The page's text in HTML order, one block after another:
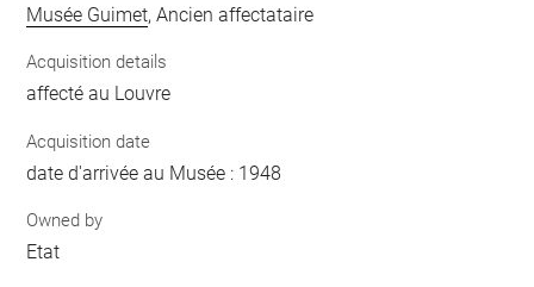
Musée Guimet, Ancien affectataire
Acquisition details
affecté au Louvre
Acquisition date
date d'arrivée au Musée : 1948
Owned by
Etat